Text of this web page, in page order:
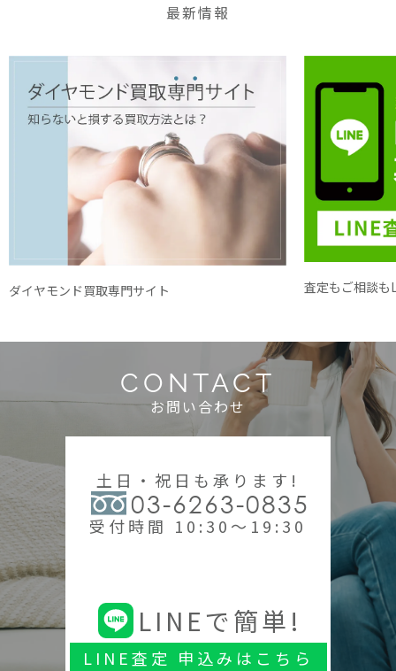
最新情報
ダイヤモンド買取専門サイト 査定もご相談も
CONTACT
お問い合わせ
土日・祝日も承ります!
03-6263-0835
受付時間 10:30～19:30
LINEで簡単!
LINE査定 申込みはこちら